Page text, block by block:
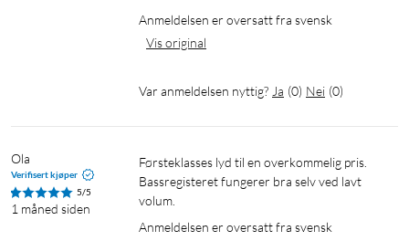
Anmeldelsen er oversatt fra svensk
Vis original
Var anmeldelsen nyttig? Ja (0) Nei (0)
Ola
Verifisert kjøper
5/5
1 måned siden
Førsteklasses lyd til en overkommelig pris.
Bassregisteret fungerer bra selv ved lavt
volum.
Anmeldelsen er oversatt fra svensk